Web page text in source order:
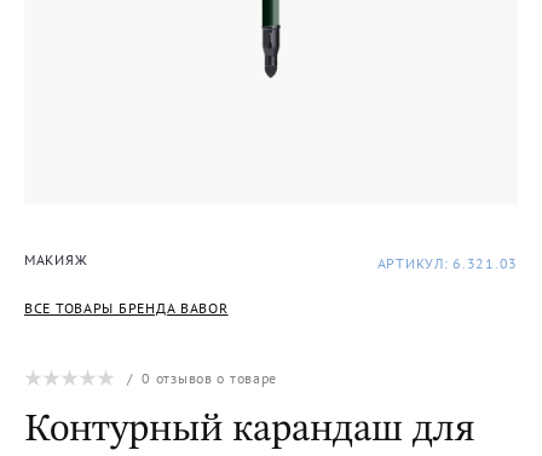
МАКИЯЖ
ВСЕ ТОВАРЫ БРЕНДА BABOR
АРТИКУЛ: 6.321.03
/0 отзывов о товаре
Контурный карандаш для